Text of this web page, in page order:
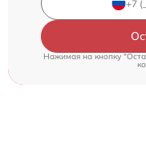
Нажимая на кнопку